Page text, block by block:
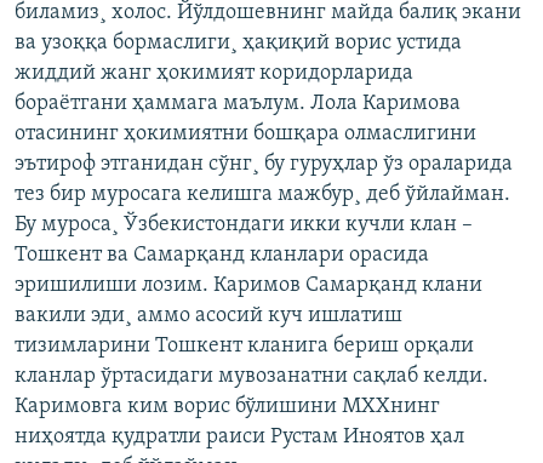
биламиз¸ холос. Йўлдошевнинг майда балиқ экани
ва узоққа бормаслиги¸ ҳақиқий ворис устида
жиддий жанг ҳокимият коридорларида
бораëтгани ҳаммага маълум. Лола Каримова
отасининг ҳокимиятни бошқара олмаслигини
эътироф этганидан сўнг¸ бу гуруҳлар ўз ораларида
тез бир муросага келишга мажбур¸ деб ўйлайман.
Бу муроса¸ Ўзбекистондаги икки кучли клан –
Тошкент ва Самарқанд кланлари орасида
эришилиши лозим. Каримов Самарқанд клани
вакили эди¸ аммо асосий куч ишлатиш
тизимларини Тошкент кланига бериш орқали
кланлар ўртасидаги мувозанатни сақлаб келди.
Каримовга ким ворис бўлишини МХХнинг
ниҳоятда қудратли раиси Рустам Иноятов ҳал